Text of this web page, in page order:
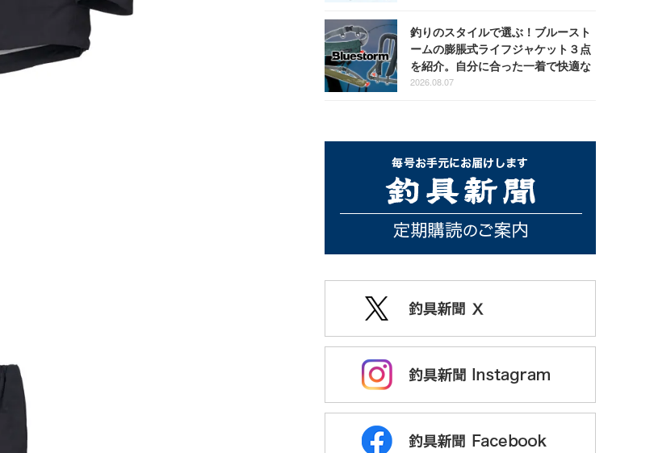
釣りのスタイルで選ぶ！ブルースト
ームの膨脹式ライフジャケット３点
を紹介。自分に合った一着で快適な
釣りを
2026.08.07